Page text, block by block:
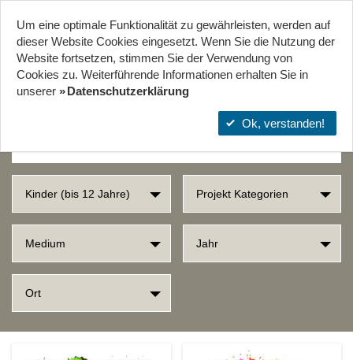
Start Projekte Orte
SUCHERGEBNISSE
Kinder (bis 12 Jahre) Projekt Kategorien
Medium Jahr
Ort
Um eine optimale Funktionalität zu gewährleisten, werden auf
dieser Website Cookies eingesetzt. Wenn Sie die Nutzung der
Website fort­setzen, stimmen Sie der Verwendung von
Cookies zu. Weiterführende Informationen erhalten Sie in
unserer
Datenschutzerklärung
Ok, verstanden!